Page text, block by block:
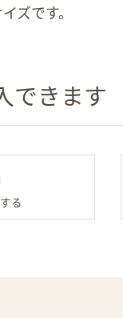
ズです。
できます